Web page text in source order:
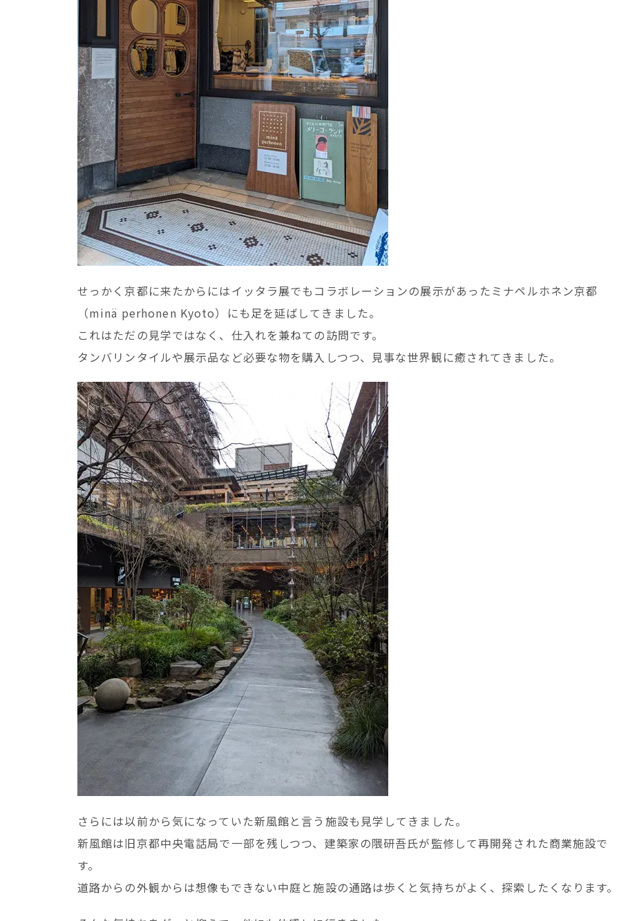
せっかく京都に来たからにはイッタラ展でもコラボレーションの展示があったミナペルホネン京都
（minä perhonen Kyoto）にも足を延ばしてきました。
これはただの見学ではなく、仕入れを兼ねての訪問です。
タンバリンタイルや展示品など必要な物を購入しつつ、見事な世界観に癒されてきました。
さらには以前から気になっていた新風館と言う施設も見学してきました。
新風館は旧京都中央電話局で一部を残しつつ、建築家の隈研吾氏が監修して再開発された商業施設で
す。
道路からの外観からは想像もできない中庭と施設の通路は歩くと気持ちがよく、探索したくなります。